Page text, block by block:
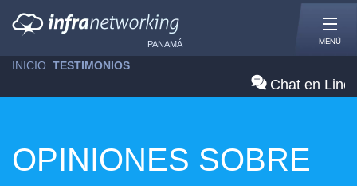
PANAMÁ MENÚ
INICIO »TESTIMONIOS
Chat en
OPINIONES SOBRE